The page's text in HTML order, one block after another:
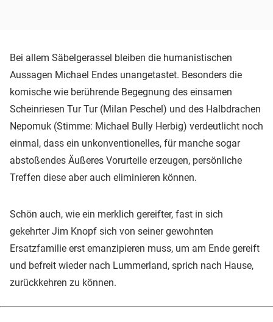
Bei allem Säbelgerassel bleiben die humanistischen
Aussagen Michael Endes unangetastet. Besonders die
komische wie berührende Begegnung des einsamen
Scheinriesen Tur Tur (Milan Peschel) und des Halbdrachen
Nepomuk (Stimme: Michael Bully Herbig) verdeutlicht noch
einmal, dass ein unkonventionelles, für manche sogar
abstoßendes Äußeres Vorurteile erzeugen, persönliche
Treffen diese aber auch eliminieren können.
Schön auch, wie ein merklich gereifter, fast in sich
gekehrter Jim Knopf sich von seiner gewohnten
Ersatzfamilie erst emanzipieren muss, um am Ende gereift
und befreit wieder nach Lummerland, sprich nach Hause,
zurückkehren zu können.